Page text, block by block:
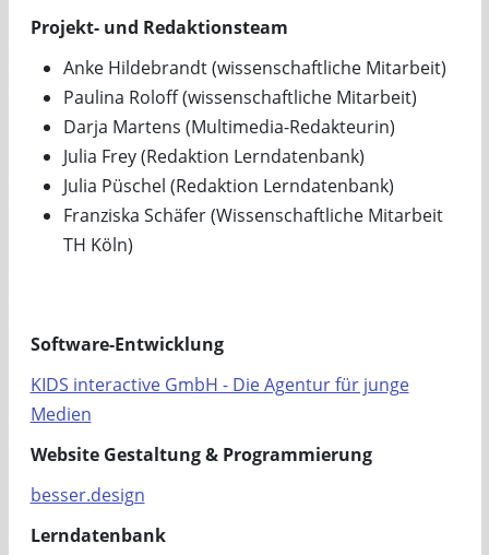
Projekt- und Redaktionsteam
Anke Hildebrandt (wissenschaftliche Mitarbeit)
Paulina Roloff (wissenschaftliche Mitarbeit)
Darja Martens (Multimedia-Redakteurin)
Julia Frey (Redaktion Lerndatenbank)
Julia Püschel (Redaktion Lerndatenbank)
Franziska Schäfer (Wissenschaftliche Mitarbeit
TH Köln)
Software-Entwicklung
KIDS interactive GmbH - Die Agentur für junge
Medien
Website Gestaltung & Programmierung
besser.design
Lerndatenbank